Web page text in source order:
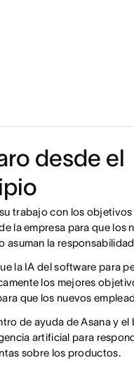
desde el
trabajo con los objetivos
la empresa para que los
asuman la
la IA del software para
los mejores
que los nuevos
de ayuda de Asana y
artificial para
sobre los productos.